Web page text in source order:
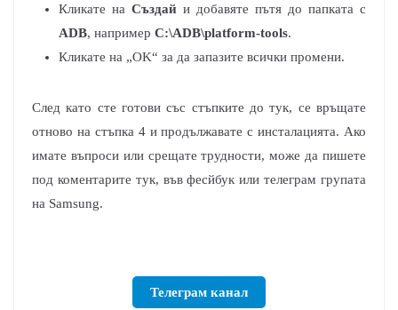
Кликате на Създай и добавяте пътя до папката с
ADB, например C:\ADB\platform-tools.
Кликате на „OK“ за да запазите всички промени.
След като сте готови със стъпките до тук, се връщате
отново на стъпка 4 и продължавате с инсталацията. Ако
имате въпроси или срещате трудности, може да пишете
под коментарите тук, във фесйбук или телеграм групата
на Samsung.
Телеграм канал